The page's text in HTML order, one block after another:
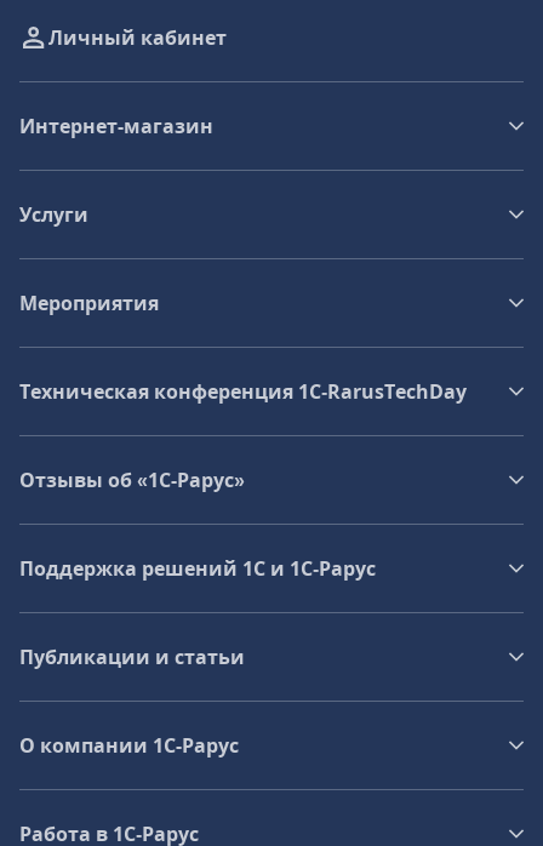
Личный кабинет
Интернет-магазин
Услуги
Мероприятия
Техническая конференция 1C‑RarusTechDay
Отзывы об «1С-Рарус»
Поддержка решений 1С и 1С‑Рарус
Публикации и статьи
О компании 1C-Рарус
Работа в 1С‑Рарус